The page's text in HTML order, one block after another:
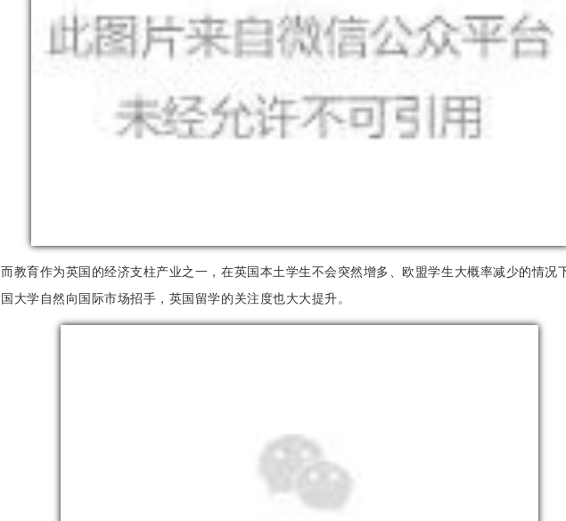
而教育作为英国的经济支柱产业之一，在英国本土学生不会突然增多、欧盟学生大概率减少的情况
国大学自然向国际市场招手，英国留学的关注度也大大提升。